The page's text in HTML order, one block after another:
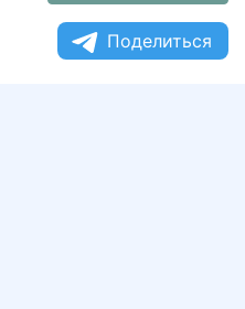
Поделиться